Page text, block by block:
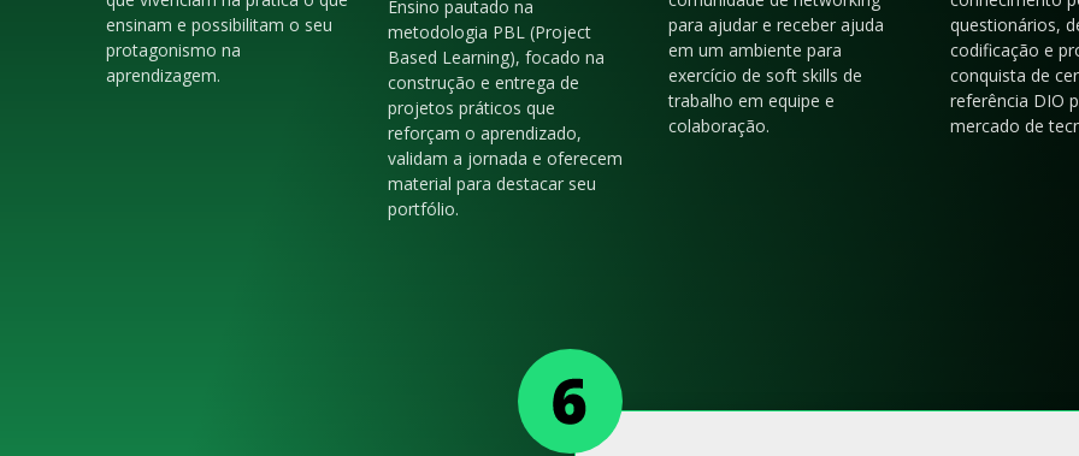
ensinam e possibilitam o seu
protagonismo na
aprendizagem.
Ensino pautado na
metodologia PBL (Project
Based Learning), focado na
construção e entrega de
projetos práticos que
reforçam o aprendizado,
validam a jornada e oferecem
material para destacar seu
portfólio.
para ajudar e receber ajuda
em um ambiente para
exercício de soft skills de
trabalho em equipe e
colaboração.
questionários,
codificação e
conquista de
referência DIO
mercado de